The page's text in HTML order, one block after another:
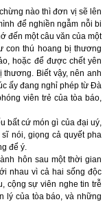
nào thì đơn vị sẽ lên
để nghiền ngẫm nỗi bi
đến một câu văn của một
con thú hoang bị thương
hoặc để được chết yên
Biết vậy, nên anh
ấy đang nghỉ phép từ Đà
viên trẻ của tòa báo,
bất cứ món gì của đại uý,
nói, giọng cả quyết pha
để ý.
hôn sau một thời gian
nhau vì cả hai sống độc
cộng sự viên nghe tin trễ
lý của tòa báo, và những